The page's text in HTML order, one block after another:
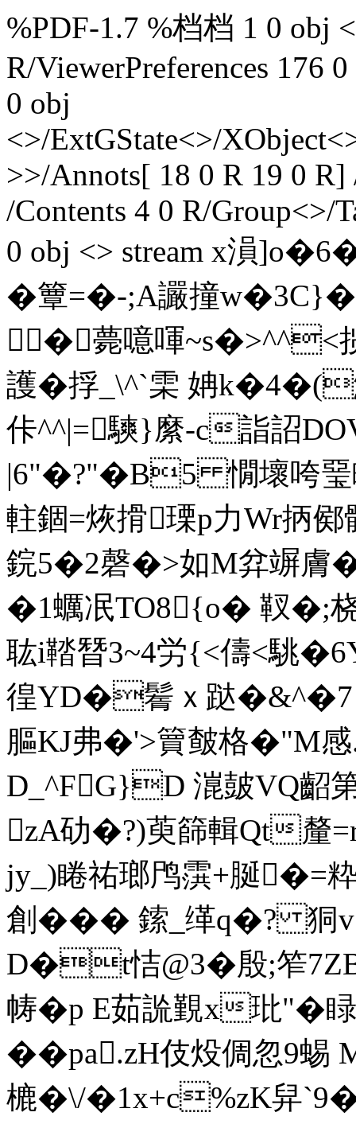
%PDF-1.7 %档档 1 0 obj
R/ViewerPreferences 176
0 obj
<>/ExtGState<>/
>>/Annots[ 18 0 R 19 0
/Contents 4 0 R/Group<>/
0 obj <> stream x溳
� 簟=�-;A讝撞
�薨噫喗~s�>^^<
護�捊_\^`雬 姌
佧^^|=騻}縻-c詣詔
|6"�?"�B5 憪壞咵
軴錮=烣搰瑮p力Wr抦鄇
鋎5�2磬�>如M弅竮膚
�1蠣冺TO8{o� 靫�;
耾i鞜朁3~4労{<儔<駣
徨YD�鬌ｘ跶
膒KJ弗�'>簤皶格� "M感.
D_^FG}D 潉皷VQ齠
zA劯�?)萸篩輯Qt
jy_)睠祐瑯鸤霟+脠�=
創��� 鎍_缂q�? 狪
D�t恄@3�殷;笮
帱�p E茹詤覲x玭"�
��pa.zH伎炈倜忽9
樚� \/�1x+c%zK